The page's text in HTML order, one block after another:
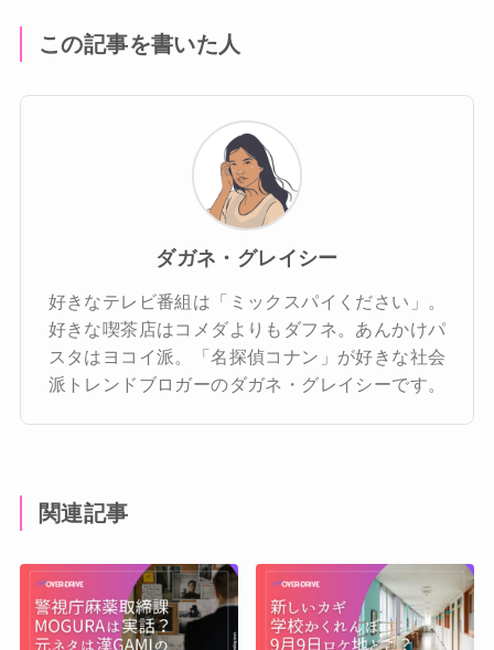
この記事を書いた人
ダガネ・グレイシー
好きなテレビ番組は「ミックスパイください」。
好きな喫茶店はコメダよりもダフネ。あんかけパ
スタはヨコイ派。「名探偵コナン」が好きな社会
派トレンドブロガーのダガネ・グレイシーです。
関連記事